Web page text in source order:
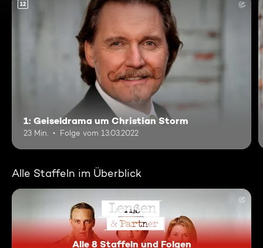
12
1: Geiseldrama um Christian Storm
23 Min. Folge vom 13.03.2022
Alle Staffeln im Überblick
Alle 8 Staffeln und Folgen